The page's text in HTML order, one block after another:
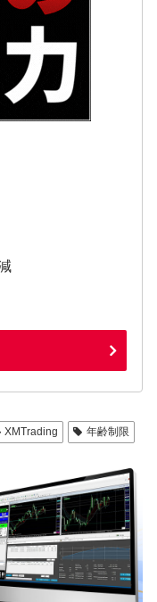
XMTrading 年齢制限